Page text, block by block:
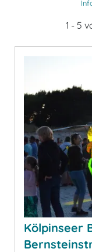
1 - 5
Kölpinseer